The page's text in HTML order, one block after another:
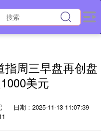
周三早盘再创盘
美元
日期：2025-11-13 11:07:39